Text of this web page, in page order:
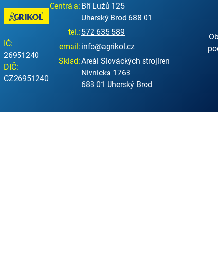
IČ:
26951240
DIČ:
CZ26951240
Centrála: Bří Lužů 125
Uherský Brod 688 01
tel.: 572 635 589
email: info@agrikol.cz
Sklad:Areál Slováckých strojíren
Nivnická 1763
688 01 Uherský Brod